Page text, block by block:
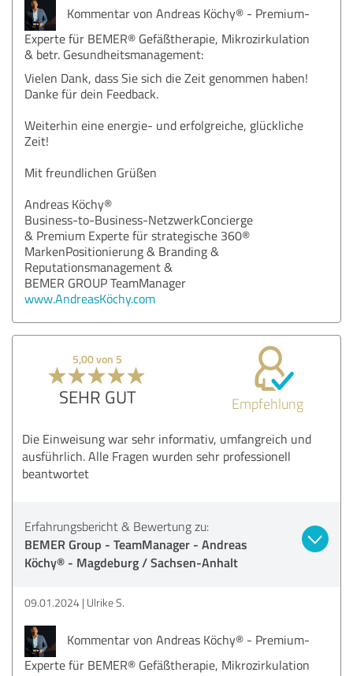
Kommentar von Andreas Köchy® - Premium-
Experte für BEMER® Gefäßtherapie, Mikrozirkulation
& betr. Gesundheitsmanagement:
Vielen Dank, dass Sie sich die Zeit genommen haben!
Danke für dein Feedback.
Weiterhin eine energie- und erfolgreiche, glückliche
Zeit!
Mit freundlichen Grüßen
Andreas Köchy®
Business-to-Business-NetzwerkConcierge
& Premium Experte für strategische 360®
MarkenPositionierung & Branding &
Reputationsmanagement &
BEMER GROUP TeamManager
www.AndreasKöchy.com
5,00 von 5
SEHR GUT Empfehlung
Die Einweisung war sehr informativ, umfangreich und
ausführlich. Alle Fragen wurden sehr professionell
beantwortet
Erfahrungsbericht & Bewertung zu:
BEMER Group - TeamManager - Andreas
Köchy® - Magdeburg / Sachsen-Anhalt
09.01.2024 Ulrike S.
Kommentar von Andreas Köchy® - Premium-
Experte für BEMER® Gefäßtherapie, Mikrozirkulation